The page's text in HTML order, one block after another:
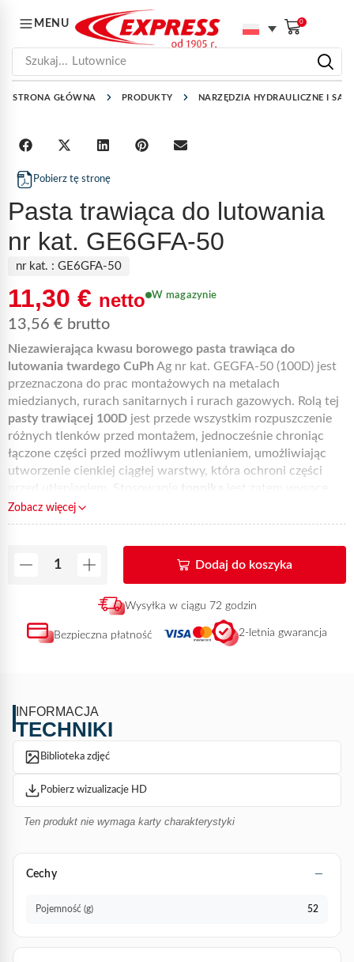
MENU 0
Szukaj... Lutownice
STRONA GŁÓWNA PRODUKTY NARZĘDZIA HYDRAULICZNE I
Pobierz tę stronę
Pasta trawiąca do lutowania
nr kat. GE6GFA-50
nr kat. : GE6GFA-50
11,30 € netto
13,56 € brutto
W magazynie
Niezawierająca kwasu borowego pasta trawiąca do
lutowania twardego CuPh Ag nr kat. GEGFA-50 (100D) jest
przeznaczona do prac montażowych na metalach
miedzianych, rurach sanitarnych i rurach gazowych. Rolą tej
pasty trawiącej 100D jest przede wszystkim rozpuszczenie
różnych tlenków przed montażem, jednocześnie chroniąc
łączone części przed możliwym utlenianiem, umożliwiając
utworzenie cienkiej ciągłej warstwy, która ochroni części
przed utlenianiem. Stosowanie
zalecane w przypadku
związanych z miedzianymi/mosiężnymi złączamioraz,poza
silników elektrycznych
i prac związanych z klimatyzacją
Należy pamiętać, że ten produkt jest
gotowy do użycia
wszystkie produkty Express, jest on dostępny u zwykłego
sprzedawcy detalicznego
i online.
Zobacz więcej
Dodaj do koszyka
Wysyłka w ciągu 72 godzin
Bezpieczna płatność 2-letnia gwarancja
INFORMACJA
TECHNIKI
Biblioteka zdjęć
Pobierz wizualizacje HD
Ten produkt nie wymaga karty charakterystyki
Cechy
Pojemność (g) 52